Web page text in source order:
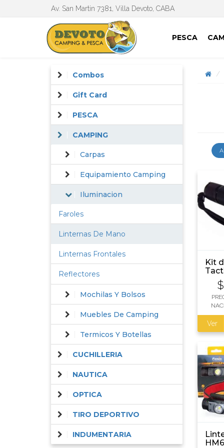
Av. San Martin 7381, Villa Devoto, CABA
PESCA
Kit
T6$
Ver
Combos
Gift Card
PESCA
CAMPING
Carpas
Equipamiento Camping
Iluminacion
Faroles
Linternas De Mano
Linternas Frontales
Reflectores
Mochilas Y Bolsos
Muebles De Camping
Termicos Y Botellas
CUCHILLERIA
NAUTICA
OPTICA
TIRO DEPORTIVO
INDUMENTARIA